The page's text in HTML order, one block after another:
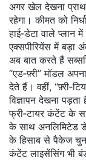
अगर खेल देखना
रहेगा। कीमत को
हाई‑डेटा वाले प्लान
एक्सपीरियेंस में बड़ा
अब बात करते हैं
“एड‑फ़्री” मॉडल
देते हैं। वहीं,
विज्ञापन देखना
फ्री‑टायर कंटेंट के
के साथ अनलिमिटेड
के हिसाब से पैकेज
कंटेंट लाइसेंसिंग भी